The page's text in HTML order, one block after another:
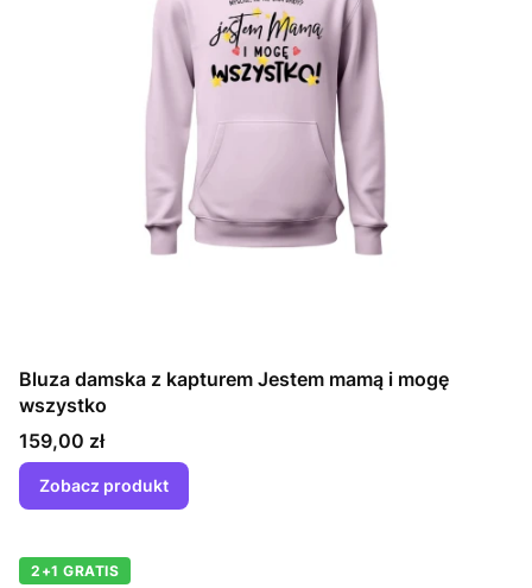
Bluza damska z kapturem Jestem mamą i mogę
wszystko
Cena
159,00 zł
Zobacz produkt
2+1 GRATIS